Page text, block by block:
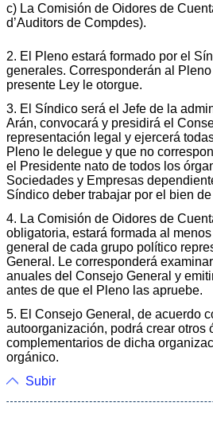
c) La Comisión de Oidores de
d’Auditors de Compdes).
2. El Pleno estará formado por el
generales. Corresponderán al
presente Ley le otorgue.
3. El Síndico será el Jefe de la
Arán, convocará y presidirá el
representación legal y ejercerá
Pleno le delegue y que no
el Presidente nato de todos los
Sociedades y Empresas
Síndico deber trabajar por el bien de
4. La Comisión de Oidores de
obligatoria, estará formada al
general de cada grupo político
General. Le corresponderá
anuales del Consejo General y
antes de que el Pleno las apruebe.
5. El Consejo General, de acuerdo
autoorganización, podrá crear otros
complementarios de dicha
orgánico.
Subir